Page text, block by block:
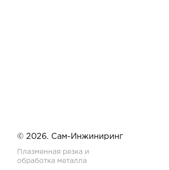
© 2026. Сам-Инжиниринг
Плазменная резка и
обработка металла